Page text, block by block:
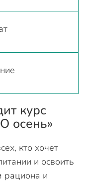
курс
осень»
кто хочет
и освоить
рациона и